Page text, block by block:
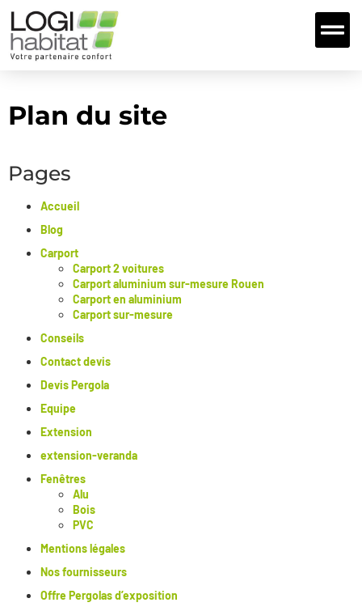
Plan du site
Pages
Accueil
Blog
Carport
Carport 2 voitures
Carport aluminium sur-mesure Rouen
Carport en aluminium
Carport sur-mesure
Conseils
Contact devis
Devis Pergola
Equipe
Extension
extension-veranda
Fenêtres
Alu
Bois
PVC
Mentions légales
Nos fournisseurs
Offre Pergolas d’exposition